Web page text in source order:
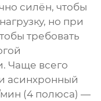
силён, чтобы
но при
требовать
Чаще всего
асинхронный
мин (4 полюса) —